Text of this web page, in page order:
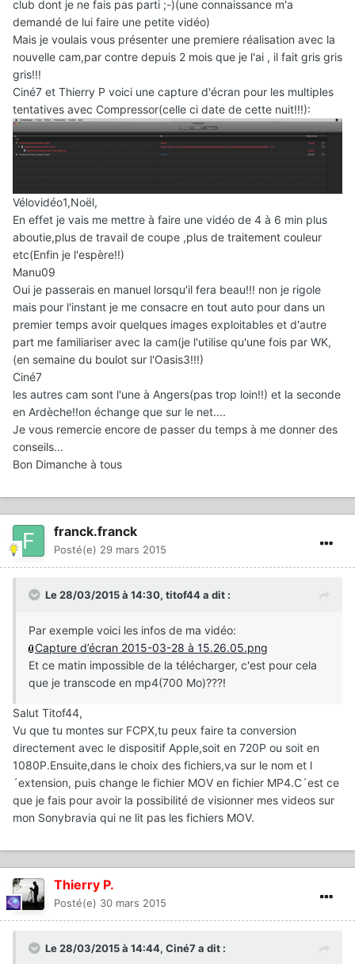
club dont je ne fais pas parti ;-)(une connaissance m'a
demandé de lui faire une petite vidéo)
Mais je voulais vous présenter une premiere réalisation avec la
nouvelle cam,par contre depuis 2 mois que je l'ai , il fait gris gris
gris!!!
Ciné7 et Thierry P voici une capture d'écran pour les multiples
tentatives avec Compressor(celle ci date de cette nuit!!!):
Vélovidéo1,Noël,
En effet je vais me mettre à faire une vidéo de 4 à 6 min plus
aboutie,plus de travail de coupe ,plus de traitement couleur
etc(Enfin je l'espère!!)
Manu09
Oui je passerais en manuel lorsqu'il fera beau!!! non je rigole
mais pour l'instant je me consacre en tout auto pour dans un
premier temps avoir quelques images exploitables et d'autre
part me familiariser avec la cam(je l'utilise qu'une fois par WK,
(en semaine du boulot sur l'Oasis3!!!)
Ciné7
les autres cam sont l'une à Angers(pas trop loin!!) et la seconde
en Ardèche!!on échange que sur le net....
Je vous remercie encore de passer du temps à me donner des
conseils...
Bon Dimanche à tous
franck.franck
Posté(e) 29 mars 2015
Le 28/03/2015 à 14:30, titof44 a dit :
Par exemple voici les infos de ma vidéo:
Capture d’écran 2015-03-28 à 15.26.05.png
Et ce matin impossible de la télécharger, c'est pour cela
que je transcode en mp4(700 Mo)???!
Salut Titof44,
Vu que tu montes sur FCPX,tu peux faire ta conversion
directement avec le dispositif Apple,soit en 720P ou soit en
1080P.Ensuite,dans le choix des fichiers,va sur le nom et l
´extension, puis change le fichier MOV en fichier MP4.C´est ce
que je fais pour avoir la possibilité de visionner mes videos sur
mon Sonybravia qui ne lit pas les fichiers MOV.
Thierry P.
Posté(e) 30 mars 2015
Le 28/03/2015 à 14:44, Ciné7 a dit :